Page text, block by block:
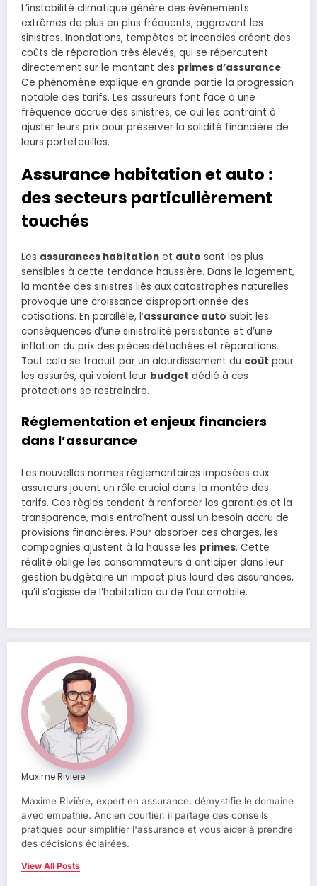
L’instabilité climatique génère des événements
extrêmes de plus en plus fréquents, aggravant les
sinistres. Inondations, tempêtes et incendies créent des
coûts de réparation très élevés, qui se répercutent
directement sur le montant des primes d’assurance.
Ce phénomène explique en grande partie la progression
notable des tarifs. Les assureurs font face à une
fréquence accrue des sinistres, ce qui les contraint à
ajuster leurs prix pour préserver la solidité financière de
leurs portefeuilles.
Assurance habitation et auto :
des secteurs particulièrement
touchés
Les assurances habitation et auto sont les plus
sensibles à cette tendance haussière. Dans le logement,
la montée des sinistres liés aux catastrophes naturelles
provoque une croissance disproportionnée des
cotisations. En parallèle, l’assurance auto subit les
conséquences d’une sinistralité persistante et d’une
inflation du prix des pièces détachées et réparations.
Tout cela se traduit par un alourdissement du coût pour
les assurés, qui voient leur budget dédié à ces
protections se restreindre.
Réglementation et enjeux financiers
dans l’assurance
Les nouvelles normes réglementaires imposées aux
assureurs jouent un rôle crucial dans la montée des
tarifs. Ces règles tendent à renforcer les garanties et la
transparence, mais entraînent aussi un besoin accru de
provisions financières. Pour absorber ces charges, les
compagnies ajustent à la hausse les primes. Cette
réalité oblige les consommateurs à anticiper dans leur
gestion budgétaire un impact plus lourd des assurances,
qu’il s’agisse de l’habitation ou de l’automobile.
Maxime Riviere
Maxime Rivière, expert en assurance, démystifie le domaine
avec empathie. Ancien courtier, il partage des conseils
pratiques pour simplifier l'assurance et vous aider à prendre
des décisions éclairées.
View All Posts